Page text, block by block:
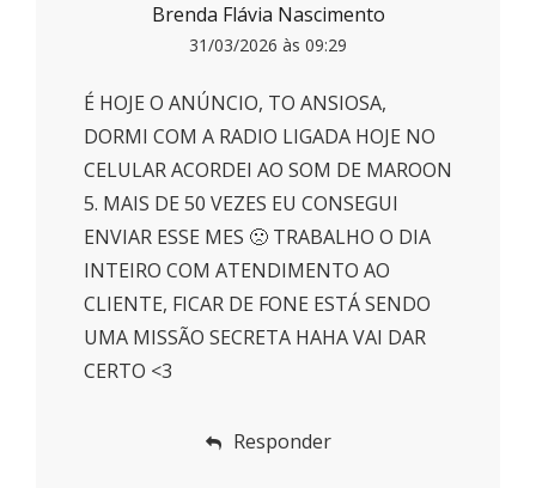
Brenda Flávia Nascimento
31/03/2026 às 09:29
É HOJE O ANÚNCIO, TO ANSIOSA,
DORMI COM A RADIO LIGADA HOJE NO
CELULAR ACORDEI AO SOM DE MAROON
5. MAIS DE 50 VEZES EU CONSEGUI
ENVIAR ESSE MES 🙁 TRABALHO O DIA
INTEIRO COM ATENDIMENTO AO
CLIENTE, FICAR DE FONE ESTÁ SENDO
UMA MISSÃO SECRETA HAHA VAI DAR
CERTO <3
Responder